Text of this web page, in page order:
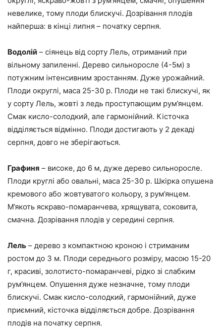
невелике, тому плоди блискучі. Дозрівання плодів
найперша: в кінці липня – початку серпня.
Водолій – сіянець від сорту Лель, отриманий при
вільному запиленні. Дерево сильноросле (4-5м) з
потужним інтенсивним зростанням. Дуже урожайний.
Плоди округлі, маса 25-30 р. Плоди не такі блискучі, як
у сорту Лель, жовті з ледь проступающим рум’янцем.
Смак кисло-солодкий, але гармонійний. Кісточка
відділяється відмінно. Плоди достигають у 2 декаді
серпня, довго не зберігаються.
Графиня – високе, до 6 м, дуже дерево сильноросле.
Плоди круглі або овальні, маса 25-30 р. Шкірка опушена
кремового або жовтуватого кольору, з рум’янцем.
М’якоть яскраво-помаранчева, хрящувата, соковита,
смачна. Дозрівання плодів у середині серпня.
Лель – дерево з компактною кроною і стриманим
ростом до 3 м. Плоди середнього розміру, масою 15-20
г, красиві, золотисто-помаранчеві, рідко зі слабким
рум’янцем. Опушення дуже незначне, тому плоди
блискучі. Смак кисло-солодкий, гармонійний, дуже
приємний, кісточка відділяється добре. Дозрівання
плодів на початку серпня.